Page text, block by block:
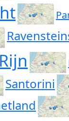
Rijn
Santorini